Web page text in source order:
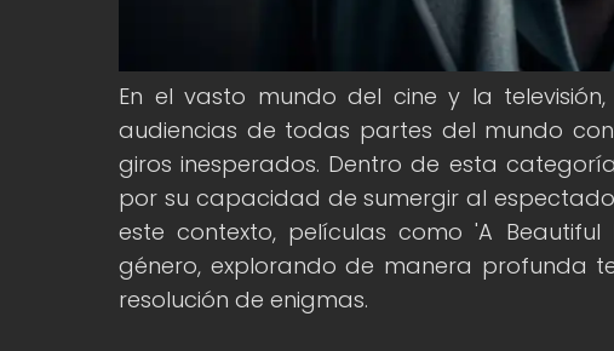
En el vasto mundo del cine y la
audiencias de todas partes del mundo
giros inesperados. Dentro de esta
por su capacidad de sumergir al
este contexto, películas como 'A
género, explorando de manera profunda
resolución de enigmas.